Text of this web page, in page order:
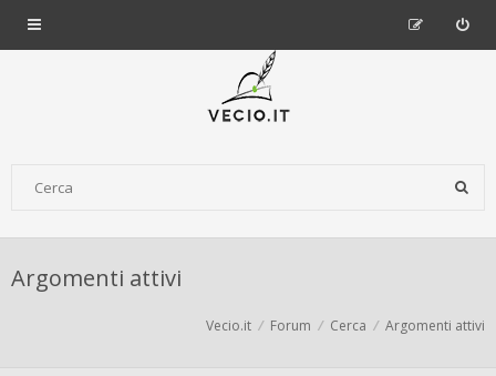
Argomenti attivi
Vecio.it Forum Cerca Argomenti attivi